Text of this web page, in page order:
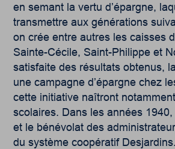
en semant la vertu d’épargne,
transmettre aux générations
on crée entre autres les caisses
Sainte-Cécile, Saint-Philippe et
satisfaite des résultats obtenus,
une campagne d’épargne chez
cette initiative naîtront
scolaires. Dans les années
et le bénévolat des
du système coopératif